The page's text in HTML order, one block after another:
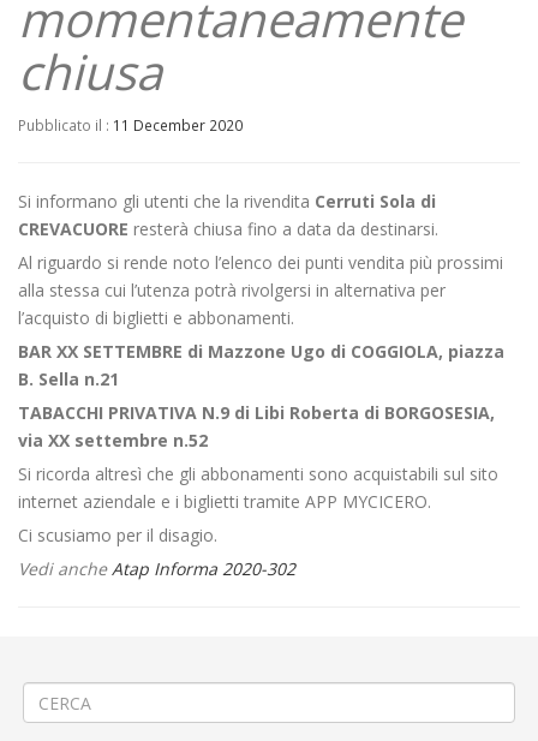
momentaneamente
chiusa
Pubblicato il : 11 December 2020
Si informano gli utenti che la rivendita Cerruti Sola di
CREVACUORE resterà chiusa fino a data da destinarsi.
Al riguardo si rende noto l’elenco dei punti vendita più prossimi
alla stessa cui l’utenza potrà rivolgersi in alternativa per
l’acquisto di biglietti e abbonamenti.
BAR XX SETTEMBRE di Mazzone Ugo di COGGIOLA, piazza
B. Sella n.21
TABACCHI PRIVATIVA N.9 di Libi Roberta di BORGOSESIA,
via XX settembre n.52
Si ricorda altresì che gli abbonamenti sono acquistabili sul sito
internet aziendale e i biglietti tramite APP MYCICERO.
Ci scusiamo per il disagio.
Vedi ancheAtap Informa 2020-302